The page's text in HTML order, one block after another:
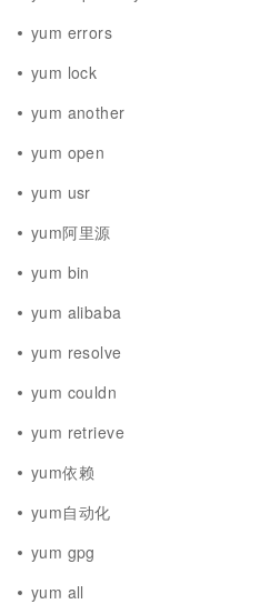
yum errors
yum lock
yum another
yum open
yum usr
yum阿里源
yum bin
yum alibaba
yum resolve
yum couldn
yum retrieve
yum依赖
yum自动化
yum gpg
yum all